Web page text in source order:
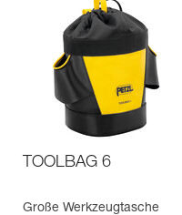
TOOLBAG 6
Große Werkzeugtasche